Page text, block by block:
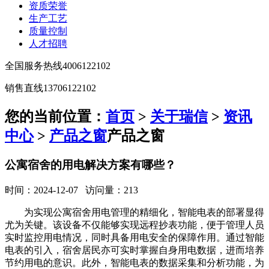
资质荣誉
生产工艺
质量控制
人才招聘
全国服务热线4006122102
销售直线13706122102
您的当前位置： 首页 > 关于瑞信> 资讯
中心> 产品之窗产品之窗
公寓宿舍的用电解决方案有哪些？
时间：2024-12-07 访问量：213
为实现公寓宿舍用电管理的精细化，智能电表的部署显得
尤为关键。该设备不仅能够实现远程抄表功能，便于管理人员
实时监控用电情况，同时具备用电安全的保障作用。通过智能
电表的引入，宿舍居民亦可实时掌握自身用电数据，进而培养
节约用电的意识。此外，智能电表的数据采集和分析功能，为